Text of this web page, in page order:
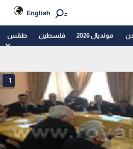
English
مونديال 2026 فلسطين طقس
1